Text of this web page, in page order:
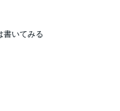
書いてみる